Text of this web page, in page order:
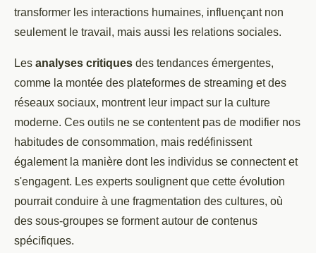
transformer les interactions humaines, influençant non
seulement le travail, mais aussi les relations sociales.
Les analyses critiques des tendances émergentes,
comme la montée des plateformes de streaming et des
réseaux sociaux, montrent leur impact sur la culture
moderne. Ces outils ne se contentent pas de modifier nos
habitudes de consommation, mais redéfinissent
également la manière dont les individus se connectent et
s'engagent. Les experts soulignent que cette évolution
pourrait conduire à une fragmentation des cultures, où
des sous-groupes se forment autour de contenus
spécifiques.